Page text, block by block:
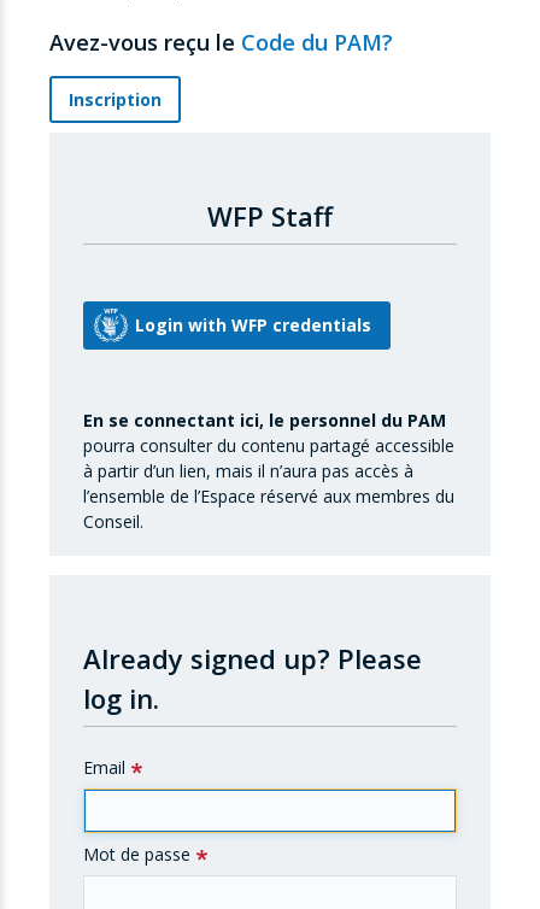
Avez-vous reçu le Code du PAM?
Inscription
WFP Staff
En se connectant ici, le personnel du PAM
pourra consulter du contenu partagé accessible
à partir d’un lien, mais il n’aura pas accès à
l’ensemble de l’Espace réservé aux membres du
Conseil.
Already signed up? Please
log in.
Email
Mot de passe